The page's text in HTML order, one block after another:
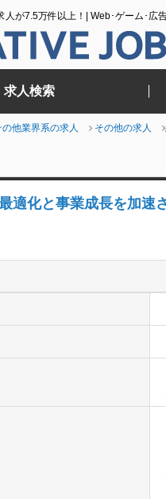
人が7.5万件以上！| Web･ゲーム･広
求人検索
の他業界系の求人 その他の求人
適化と事業成長を加速